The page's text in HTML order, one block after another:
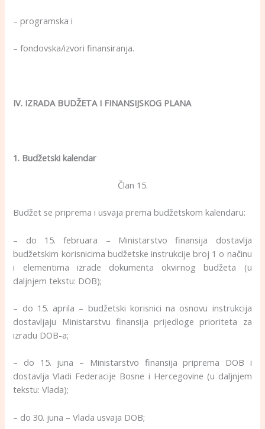
– programska i
– fondovska/izvori finansiranja.
IV. IZRADA BUDŽETA I FINANSIJSKOG PLANA
1. Budžetski kalendar
Član 15.
Budžet se priprema i usvaja prema budžetskom kalendaru:
– do 15. februara – Ministarstvo finansija dostavlja
budžetskim korisnicima budžetske instrukcije broj 1 o načinu
i elementima izrade dokumenta okvirnog budžeta (u
daljnjem tekstu: DOB);
– do 15. aprila – budžetski korisnici na osnovu instrukcija
dostavljaju Ministarstvu finansija prijedloge prioriteta za
izradu DOB-a;
– do 15. juna – Ministarstvo finansija priprema DOB i
dostavlja Vladi Federacije Bosne i Hercegovine (u daljnjem
tekstu: Vlada);
– do 30. juna – Vlada usvaja DOB;